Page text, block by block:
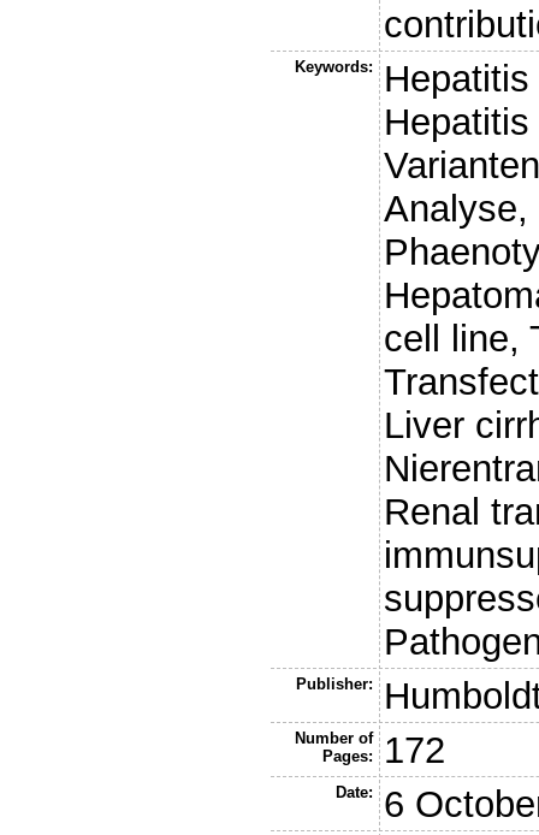
Keywords:
cell line,
Liver
Renal
Publisher:
Number of
Pages:
172
Date: 6